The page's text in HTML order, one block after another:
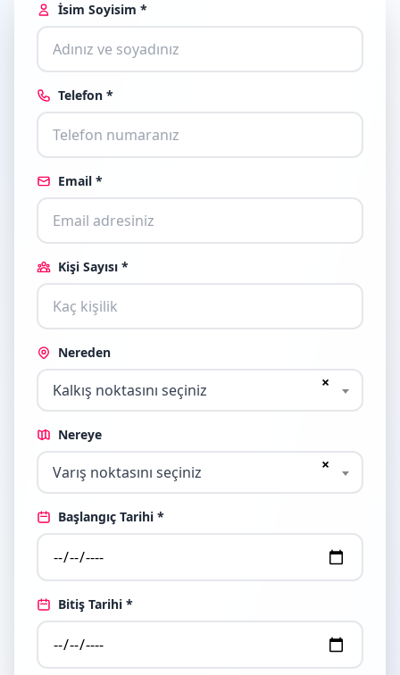
İsim Soyisim *
Telefon *
Email *
Kişi Sayısı *
Nereden
×
Kalkış noktasını seçiniz
Nereye
×
Varış noktasını seçiniz
Başlangıç Tarihi *
Bitiş Tarihi *